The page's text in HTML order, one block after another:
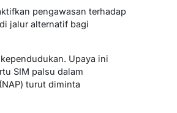
pengawasan terhadap
jalur alternatif bagi
Upaya ini
SIM palsu dalam
turut diminta